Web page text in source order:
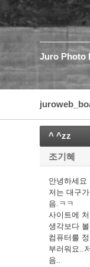
Juro Photo
^ ^zz
조기혜
안녕하세
저는 대구
음.ㅋㅋ
사이트에
생각보다
컴퓨터를
부러워요..
음..